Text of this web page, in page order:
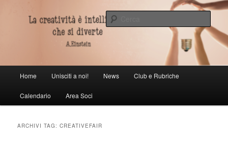
Scarabunculorum societas
principale
Home Unisciti a noi! News Club e Rubriche
Calendario Area Soci
ARCHIVI TAG:CREATIVEFAIR